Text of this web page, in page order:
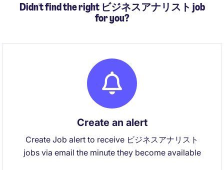
Didn't find the right ビジネスアナリスト job
for you?
Create an alert
Create Job alert to receive ビジネスアナリスト
jobs via email the minute they become available